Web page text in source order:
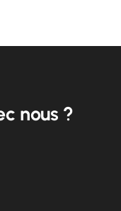
nous ?